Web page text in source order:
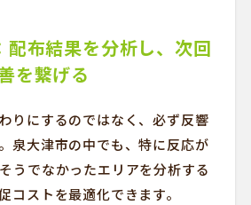
配布結果を分析し、次回
を繋げる
りにするのではなく、必ず反響
泉大津市の中でも、特に反応が
うでなかったエリアを分析する
コストを最適化できます。